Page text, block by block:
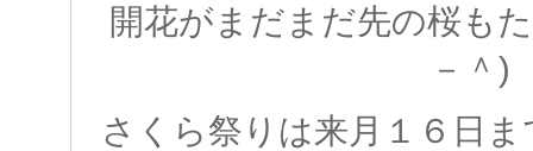
開花がまだまだ先の桜も
－＾)
さくら祭りは来月１６日